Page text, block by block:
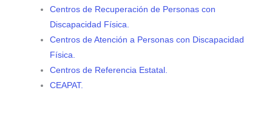
Centros de Recuperación de Personas con
Discapacidad Física.
Centros de Atención a Personas con Discapacidad
Física.
Centros de Referencia Estatal.
CEAPAT.